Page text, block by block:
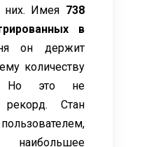
них. Имея 738
в
он держит
количеству
Но это не
Стан